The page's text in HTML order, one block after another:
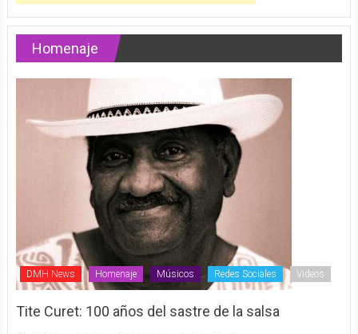
Homenaje
DMH News Homenaje Músicos Redes Sociales Videos
Tite Curet: 100 años del sastre de la salsa